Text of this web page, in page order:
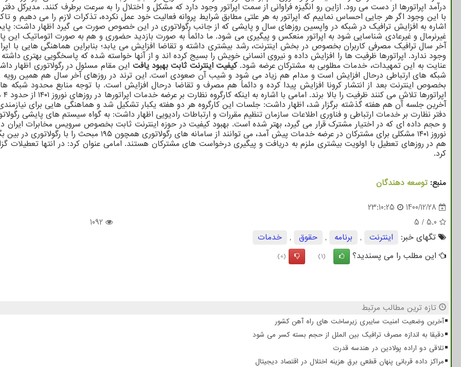
درآمد اپراتورها از دست می رود. ازاین رو انگیزه فراوانی از سمت اپراتور وجود دارد که مشکل و اختلال را به سرعت برطرف کنند. مدیرکل
با این وجود اگر هر جایی احساس نماییم که اپراتور به هر علتی مطابق شرایط پروانه فعالیت خود عمل نکرده، تذکرات لازم را می دهیم
اشاره به افزایش ترافیک در شبکه در واپسین روزهای سال و پایشی که از جانب رگولاتوری در این خصوص صورت می گیرد اظهار داشت:
غیرنرمال و غیرعادی شناسایی شود به اپراتور منعکس و پیگیری می شود. ما دائماً به صورت بازدید حضوری و هم به صورت اتوماتیک
آخر سال ترافیک مصرفی کاربران بخصوص در بخش اینترنت، رشد بیشتری داشته و تقاضا افزایش می یابد؛ بنابراین هماهنگی هایی با
وجود ندارد. اپراتورها ظرفیت ها را افزایش داده و نیروی انسانی خویش را بسیج کرده اند و از آنها خواسته شده که پاسخگویی بهتری داشته
عنایت به این تمهیدات، خدمات مطلوبی به مشترکان عرضه شود.کیفیت اینترنت ثابت بهبود یافت این مقام مسئول در رگولاتوری
شبکه های ارتباطی درحال افزایش است و مدام هم زیاد می شود و شیب آن صعودی است. این ترند در روزهای آخر سال هم همین رویه
بخصوص اینترنت بعد از انتشار کرونا افزایش پیدا کرده و دائماً هم مصرف و تقاضا درحال افزایش است. با توجه منابع محدود
آخرین جلسه آن هم هفته گذشته برگزار شد، اظهار داشت: جلسات این کارگروه هر دو هفته یکبار تشکیل شد و هماهنگی هایی برای
دفتر نظارت بر خدمات ارتباطی و فناوری اطلاعات سازمان تنظیم مقررات و ارتباطات رادیویی اظهار داشت: به گواه سیستم های پایشی
و حجم داده ای که در اختیار مشترک قرار می گیرد، بهتر شده است. بهبود کیفیت در حوزه اینترنت ثابت بخصوص سرویس مخابرات ایران
نوروز ۱۴۰۱ مشکلی برای مشترکان در عرضه خدمات پیش آمد، می
هم در روزهای تعطیل با اولویت بیشتری ملزم به دریافت و پیگیری درخواست های مشترکان هستند. امامی عنوان کرد: در انتها تعطیلات
کرد.
منبع: توسعه دهندگان
1400/12/28
23:10:25
5.0
/
5
1092
تگهای خبر:
اینترنت , برنامه , حقوق ,
خدمات
این مطلب را می پسندید؟
(1)
(0)
تازه ترین مطالب مرتبط
آخرین وضعیت امنیت سایبری زیرساخت های راه آهن کشور
دقیقا به اندازه مصرف ترافیک بین الملل از حجم بسته کسر می شود
تلاقی دو اراده پولادین در هندسه قدرت
مراکز داده قربانی پنهان قطعی برق هزینه اختلال در اقتصاد دیجیتال